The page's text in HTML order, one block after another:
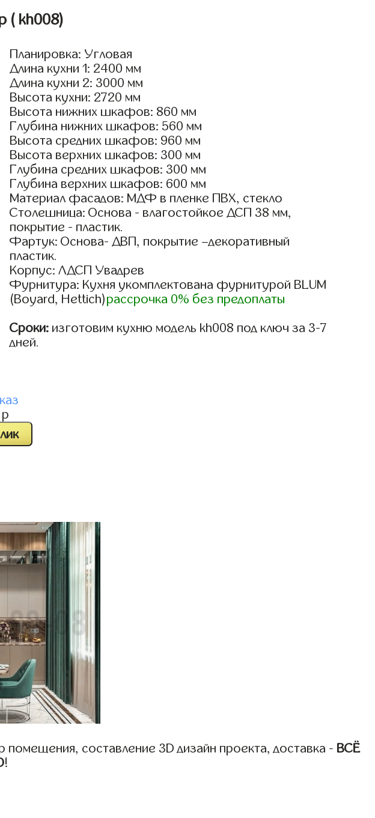
( kh008)
Планировка: Угловая
Длина кухни 1: 2400 мм
Длина кухни 2: 3000 мм
Высота кухни: 2720 мм
Высота нижних шкафов: 860 мм
Глубина нижних шкафов: 560 мм
Высота средних шкафов: 960 мм
Высота верхних шкафов: 300 мм
Глубина средних шкафов: 300 мм
Глубина верхних шкафов: 600 мм
Материал фасадов: МДФ в пленке ПВХ, стекло
Столешница: Основа - влагостойкое ДСП 38 мм,
покрытие - пластик.
Фартук: Основа- ДВП, покрытие –декоративный
пластик.
Корпус: ЛДСП Увадрев
Фурнитура: Кухня укомплектована фурнитурой BLUM
(Boyard, Hettich)рассрочка 0% без предоплаты
Сроки: изготовим кухню модель kh008 под ключ за 3-7
дней.
р
составление 3D дизайн проекта, доставка - ВСЁ
!